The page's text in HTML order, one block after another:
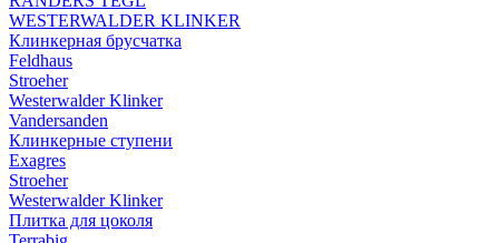
WESTERWALDER KLINKER
Клинкерная брусчатка
Feldhaus
Stroeher
Westerwalder Klinker
Vandersanden
Клинкерные ступени
Exagres
Stroeher
Westerwalder Klinker
Плитка для цоколя